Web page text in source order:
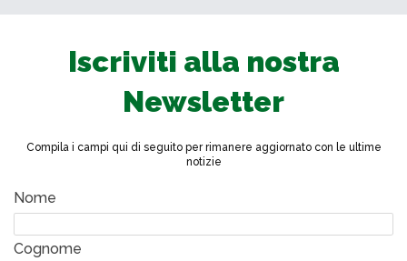
Iscriviti alla nostra
Newsletter
Compila i campi qui di seguito per rimanere aggiornato con le ultime
notizie
Nome
Cognome